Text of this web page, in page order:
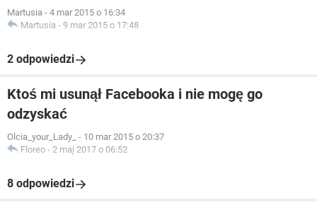
Martusia - 4 mar 2015 o 16:34
Martusia - 9 mar 2015 o 17:48
2 odpowiedzi
Ktoś mi usunął Facebooka i nie mogę go
odzyskać
Olcia_your_Lady_ - 10 mar 2015 o 20:37
Floreo - 2 maj 2017 o 06:52
8 odpowiedzi